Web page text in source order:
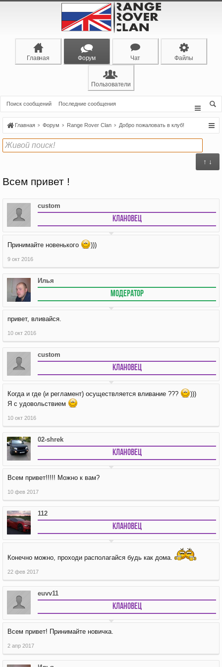
Главная Форум Чат Файлы
Пользователи
Поиск сообщений Последние сообщения
Главная Форум Range Rover Clan Добро пожаловать в клуб!
↑ ↓
Всем привет !
custom
Клановец
Принимайте новенького )))
9 окт 2016
Илья
МОДЕРАТОР
привет, вливайся.
10 окт 2016
custom
Клановец
Когда и где (и регламент) осуществляется вливание ???
)))
Я с удовольствием
10 окт 2016
02-shrek
Клановец
Всем привет!!!!! Можно к вам?
10 фев 2017
112
Клановец
Конечно можно, проходи располагайся будь как дома.
22 фев 2017
euvv11
Клановец
Всем привет! Принимайте новичка.
2 апр 2017